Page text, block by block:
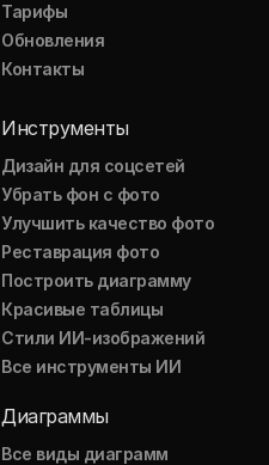
Тарифы
Обновления
Контакты
Инструменты
Дизайн для соцсетей
Убрать фон с фото
Улучшить качество фото
Реставрация фото
Построить диаграмму
Красивые таблицы
Стили ИИ-изображений
Все инструменты ИИ
Диаграммы
Все виды диаграмм